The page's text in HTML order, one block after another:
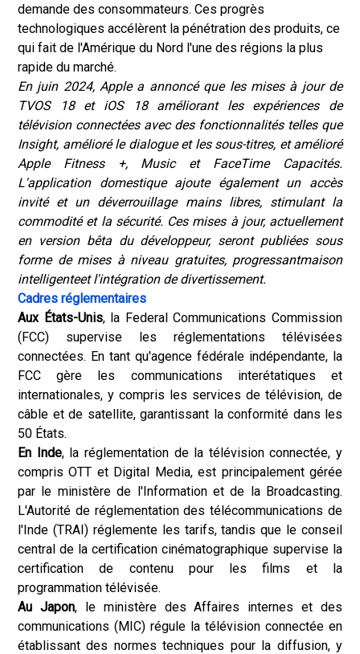
demande des consommateurs. Ces progrès
technologiques accélèrent la pénétration des produits, ce
qui fait de l'Amérique du Nord l'une des régions la plus
rapide du marché.
En juin 2024, Apple a annoncé que les mises à jour de
TVOS 18 et iOS 18 améliorant les expériences de
télévision connectées avec des fonctionnalités telles que
Insight, amélioré le dialogue et les sous-titres, et amélioré
Apple Fitness +, Music et FaceTime Capacités.
L'application domestique ajoute également un accès
invité et un déverrouillage mains libres, stimulant la
commodité et la sécurité. Ces mises à jour, actuellement
en version bêta du développeur, seront publiées sous
forme de mises à niveau gratuites, progressantmaison
intelligenteet l'intégration de divertissement.
Cadres réglementaires
Aux États-Unis, la Federal Communications Commission
(FCC) supervise les réglementations télévisées
connectées. En tant qu'agence fédérale indépendante, la
FCC gère les communications interétatiques et
internationales, y compris les services de télévision, de
câble et de satellite, garantissant la conformité dans les
50 États.
En Inde, la réglementation de la télévision connectée, y
compris OTT et Digital Media, est principalement gérée
par le ministère de l'Information et de la Broadcasting.
L'Autorité de réglementation des télécommunications de
l'Inde (TRAI) réglemente les tarifs, tandis que le conseil
central de la certification cinématographique supervise la
certification de contenu pour les films et la
programmation télévisée.
Au Japon, le ministère des Affaires internes et des
communications (MIC) régule la télévision connectée en
établissant des normes techniques pour la diffusion, y